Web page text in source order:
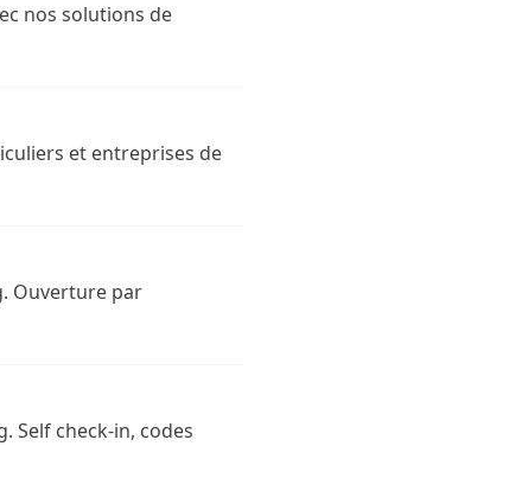
nos solutions de
et entreprises de
Ouverture par
Self check-in, codes